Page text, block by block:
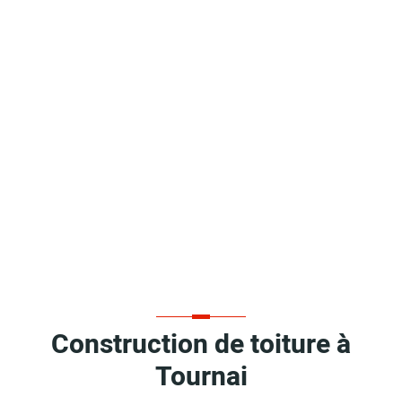
Construction de toiture à
Tournai